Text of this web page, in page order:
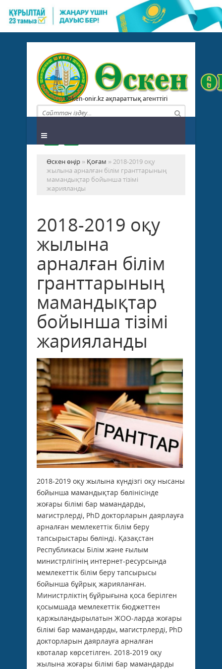
Osken-onir.kz ақпараттық агенттігі
Өскен өңір » Қоғам » 2018-2019 оқу
жылына арналған білім гранттарының
мамандықтар бойынша тізімі
жарияланды
2018-2019 оқу
жылына
арналған білім
гранттарының
мамандықтар
бойынша тізімі
жарияланды
2018-2019 оқу жылына күндізгі оқу нысаны
бойынша мамандықтар бөлінісінде
жоғары білімі бар мамандарды,
магистрлерді, PhD докторларын даярлауға
арналған мемлекеттік білім беру
тапсырыстары бөлінді. Қазақстан
Республикасы Білім және ғылым
министрлігінің интернет-ресурсында
мемлекеттік білім беру тапсырысы
бойынша бұйрық жарияланған.
Министрліктің бұйрығына қоса берілген
қосымшада мемлекеттік бюджеттен
қаржыландырылатын ЖОО-ларда жоғары
білімі бар мамандарды, магистрлерді, PhD
докторларын даярлауға арналған
квоталар көрсетілген. 2018-2019 оқу
жылына жоғары білімі бар мамандарды